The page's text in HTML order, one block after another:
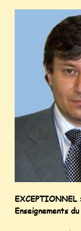
EXCEPTIONNEL
Enseignements